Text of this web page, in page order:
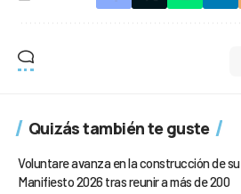
Quizás también te guste
Voluntare avanza en la construcción de su
Manifiesto 2026 tras reunir a más de 200